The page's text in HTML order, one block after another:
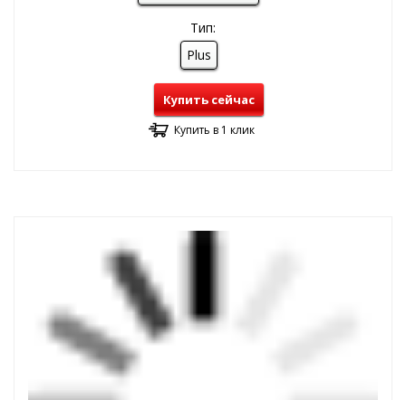
Тип:
Plus
Купить сейчас
Купить в 1 клик